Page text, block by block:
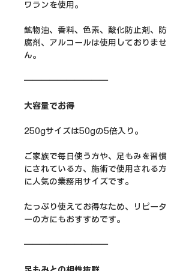
ワランを使用。
鉱物油、香料、色素、酸化防止剤、防
腐剤、アルコールは使用しておりませ
ん。
━━━━━━━━━━
大容量でお得
250gサイズは50gの5倍入り。
ご家族で毎日使う方や、足もみを習慣
にされている方、施術で使用される方
に人気の業務用サイズです。
たっぷり使えてお得なため、リピータ
ーの方にもおすすめです。
━━━━━━━━━━